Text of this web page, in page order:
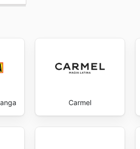
de obtener información
o, en caso de tener alguna
Carmel